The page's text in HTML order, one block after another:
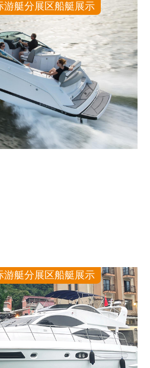
游艇分展区船艇展示
游艇分展区船艇展示